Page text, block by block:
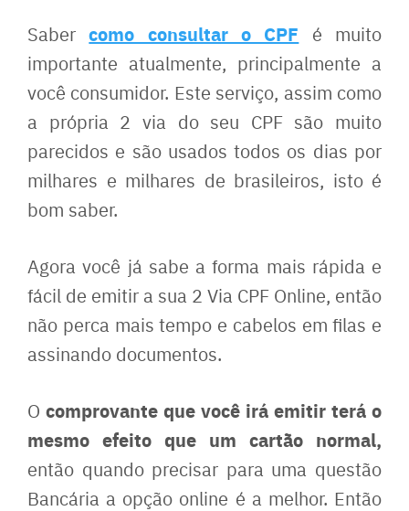
Sabercomo consultar o CPF é muito
importante atualmente, principalmente a
você consumidor. Este serviço, assim como
a própria 2 via do seu CPF são muito
parecidos e são usados todos os dias por
milhares e milhares de brasileiros, isto é
bom saber.
Agora você já sabe a forma mais rápida e
fácil de emitir a sua 2 Via CPF Online, então
não perca mais tempo e cabelos em filas e
assinando documentos.
O comprovante que você irá emitir terá o
mesmo efeito que um cartão normal,
então quando precisar para uma questão
Bancária a opção online é a melhor. Então